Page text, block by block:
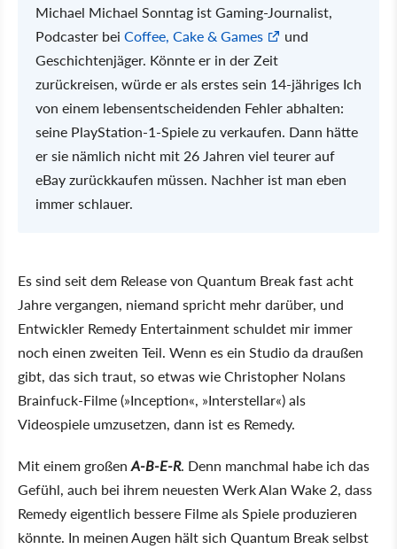
Michael Michael Sonntag ist Gaming-Journalist,
Podcaster bei Coffee, Cake & Games
und
Geschichtenjäger. Könnte er in der Zeit
zurückreisen, würde er als erstes sein 14-jähriges Ich
von einem lebensentscheidenden Fehler abhalten:
seine PlayStation-1-Spiele zu verkaufen. Dann hätte
er sie nämlich nicht mit 26 Jahren viel teurer auf
eBay zurückkaufen müssen. Nachher ist man eben
immer schlauer.
Es sind seit dem Release von Quantum Break fast acht
Jahre vergangen, niemand spricht mehr darüber, und
Entwickler Remedy Entertainment schuldet mir immer
noch einen zweiten Teil. Wenn es ein Studio da draußen
gibt, das sich traut, so etwas wie Christopher Nolans
Brainfuck-Filme (»Inception«, »Interstellar«) als
Videospiele umzusetzen, dann ist es Remedy.
Mit einem großen A-B-E-R. Denn manchmal habe ich das
Gefühl, auch bei ihrem neuesten Werk Alan Wake 2, dass
Remedy eigentlich bessere Filme als Spiele produzieren
könnte. In meinen Augen hält sich Quantum Break selbst